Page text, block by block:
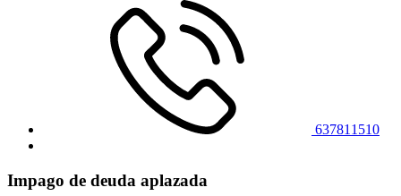
637811510
Impago de deuda aplazada